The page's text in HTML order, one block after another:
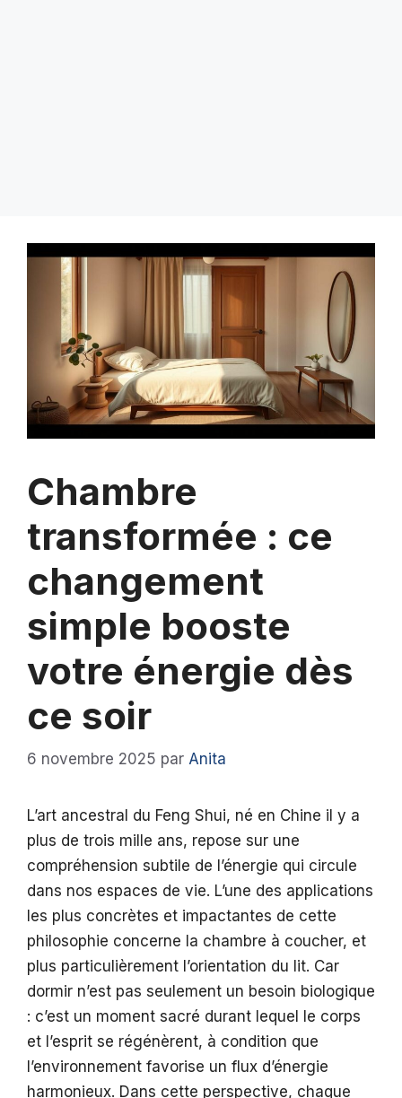
Chambre
transformée : ce
changement
simple booste
votre énergie dès
ce soir
6 novembre 2025 par Anita
L’art ancestral du Feng Shui, né en Chine il y a
plus de trois mille ans, repose sur une
compréhension subtile de l’énergie qui circule
dans nos espaces de vie. L’une des applications
les plus concrètes et impactantes de cette
philosophie concerne la chambre à coucher, et
plus particulièrement l’orientation du lit. Car
dormir n’est pas seulement un besoin biologique
: c’est un moment sacré durant lequel le corps
et l’esprit se régénèrent, à condition que
l’environnement favorise un flux d’énergie
harmonieux. Dans cette perspective, chaque